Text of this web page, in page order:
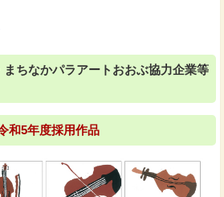
ちなかパラアートおおぶ協力企業等
和5年度採用作品